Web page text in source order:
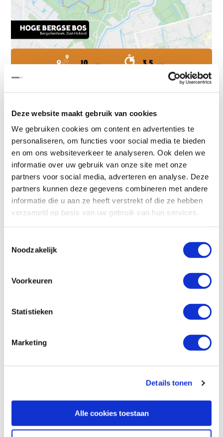
Deze website maakt gebruik van cookies
We gebruiken cookies om content en advertenties te
personaliseren, om functies voor social media te bieden
en om ons websiteverkeer te analyseren. Ook delen we
informatie over uw gebruik van onze site met onze
partners voor social media, adverteren en analyse. Deze
partners kunnen deze gegevens combineren met andere
informatie die u aan ze heeft verstrekt of die ze hebben
verzameld op basis van uw gebruik van hun services.
Noodzakelijk
Voorkeuren
Statistieken
Marketing
Details tonen
Alle cookies toestaan
Is het de eerste keer dat je gaat suppen? Zorg er dan voor dat je
waar je rekening mee moet houden wanneer je voor de
gaat suppen.
Ben jij om en wil jij je eigen sup board hebben? Wij bieden all around
opblaasbare sup boards aan. Deze zijn zeer geschikt voor beginners
omdat ze door het brede en opblaasbare sup board erg stabiel zijn.
Wil je meer weten over onze sup boards?
Bekijk hier onze sup boards!
Sup app WANNAsup
altijd bij de hand hebben? Download dan onze gratis WANNAsup app.
Wanneer je nu het WANNAsup voordeelpakket bestelt, dan krijg je
korting op één van onze sup boards + ons sup accessoires pakket,
met daarin o.a. een waterdicht telefoonhoesje, ideaal voor wanneer je